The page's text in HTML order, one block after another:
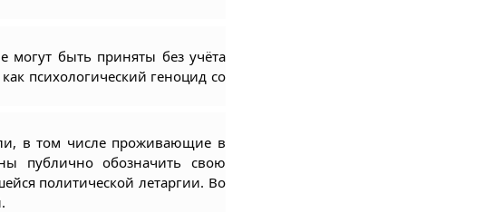
могут быть приняты без учёта
психологический геноцид со
в том числе проживающие в
публично обозначить свою
политической летаргии. Во